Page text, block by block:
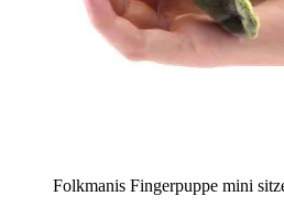
Folkmanis Fingerpuppe mini